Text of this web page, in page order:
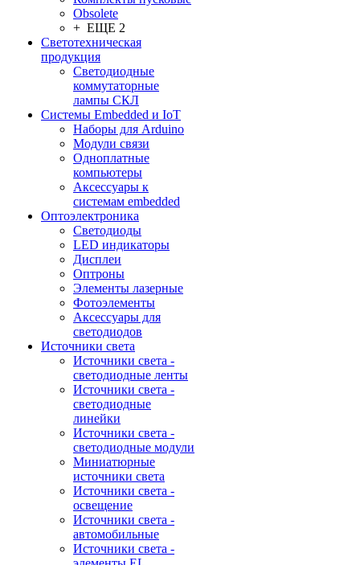
Obsolete
+ ЕЩЕ 2
Светотехническая
продукция
Светодиодные
коммутаторные
лампы СКЛ
Системы Embedded и IoT
Наборы для Arduino
Модули связи
Одноплатные
компьютеры
Аксессуары к
системам embedded
Oптоэлектроника
Светодиоды
LED индикаторы
Дисплеи
Оптроны
Элементы лазерные
Фотоэлементы
Аксессуары для
светодиодов
Источники света
Источники света -
светодиодные ленты
Источники света -
светодиодные
линейки
Источники света -
светодиодные модули
Миниатюрные
источники света
Источники света -
освещение
Источники света -
автомобильные
Источники света -